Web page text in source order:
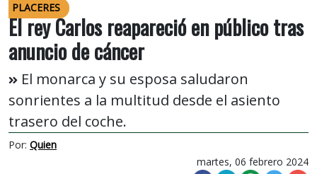
PLACERES
El rey Carlos reapareció en público tras
anuncio de cáncer
El monarca y su esposa saludaron
sonrientes a la multitud desde el asiento
trasero del coche.
Por: Quien
martes, 06 febrero 2024